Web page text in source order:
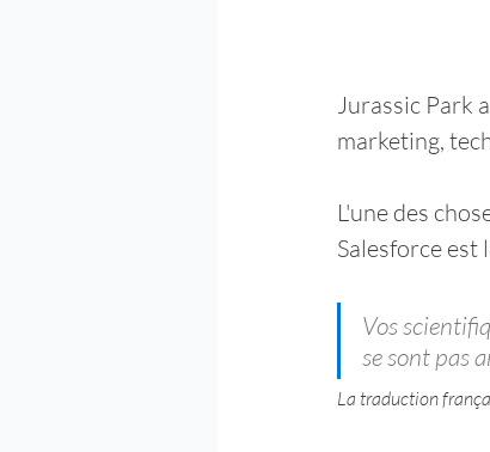
Jurassic Park
marketing,
L'une des
Salesforce
Vos
se sont pas
La traduction